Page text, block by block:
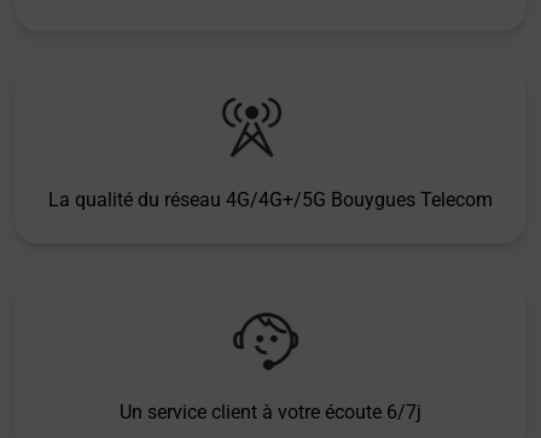
La qualité du réseau 4G/4G+/5G Bouygues Telecom
Un service client à votre écoute 6/7j